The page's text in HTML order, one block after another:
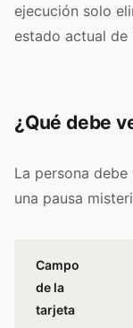
ejecución solo
estado actual de
¿Qué debe
La persona
una pausa
Campo
de la
tarjeta